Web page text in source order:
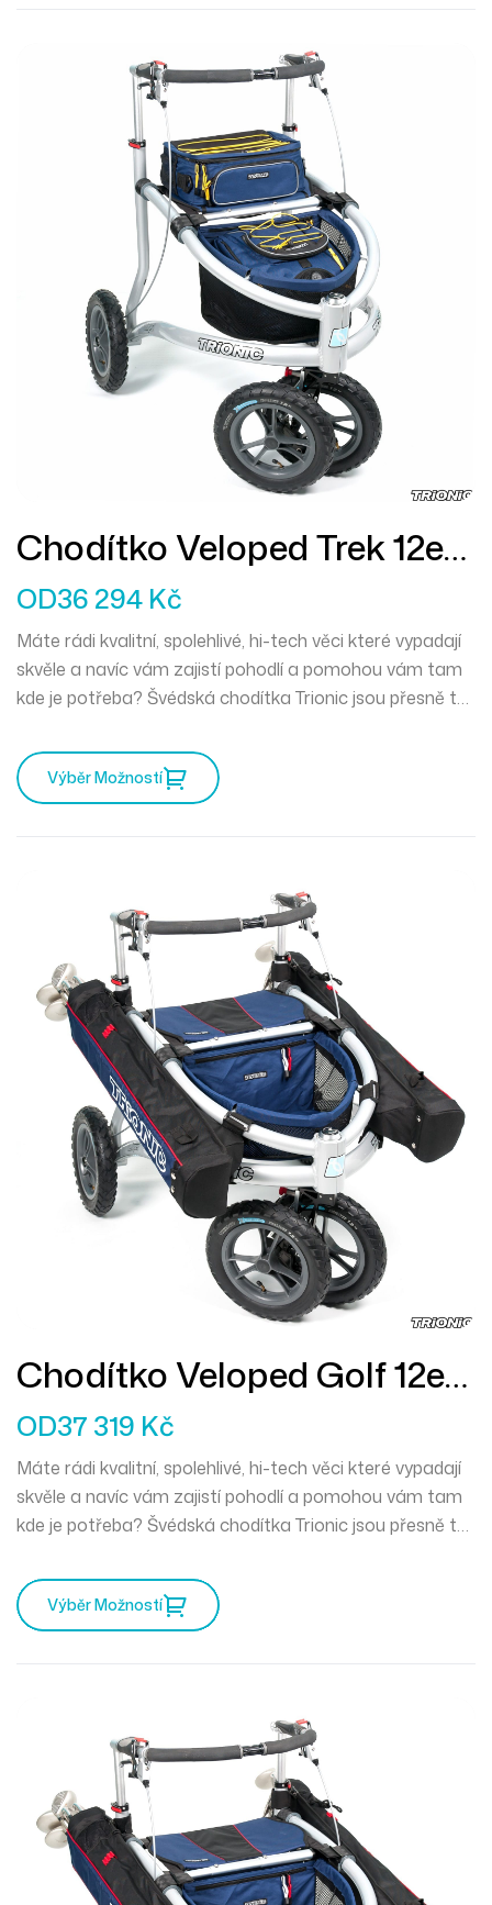
Chodítko Veloped Trek 12er
L
OD36 294 Kč
Máte rádi kvalitní, spolehlivé, hi-tech věci které vypadají
skvěle a navíc vám zajistí pohodlí a pomohou vám tam
kde je potřeba? Švédská chodítka Trionic jsou přesně to
vyrazit kamkoliv zajakéhokoliv počasí.
Výběr Možností
Chodítko Veloped Golf 12er
M
OD37 319 Kč
Máte rádi kvalitní, spolehlivé, hi-tech věci které vypadají
skvěle a navíc vám zajistí pohodlí a pomohou vám tam
kde je potřeba? Švédská chodítka Trionic jsou přesně to
vyrazit kamkoliv zajakéhokoliv počasí.
Výběr Možností